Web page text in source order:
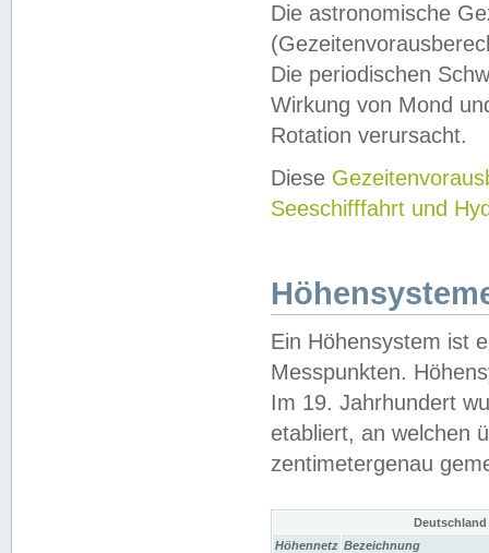
Die astronomische
Die periodischen
Wirkung von Mond
Rotation verursacht.
Diese
Seeschifffahrt und
Ein Höhensystem ist
Messpunkten.
Im 19. Jahrhundert
etabliert, an welchen
zentimetergenau
Höhennetz Bezeichnung